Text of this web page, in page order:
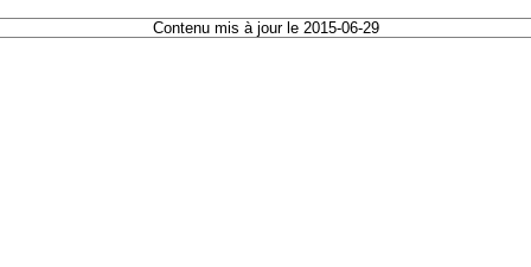
Contenu mis à jour le 2015-06-29